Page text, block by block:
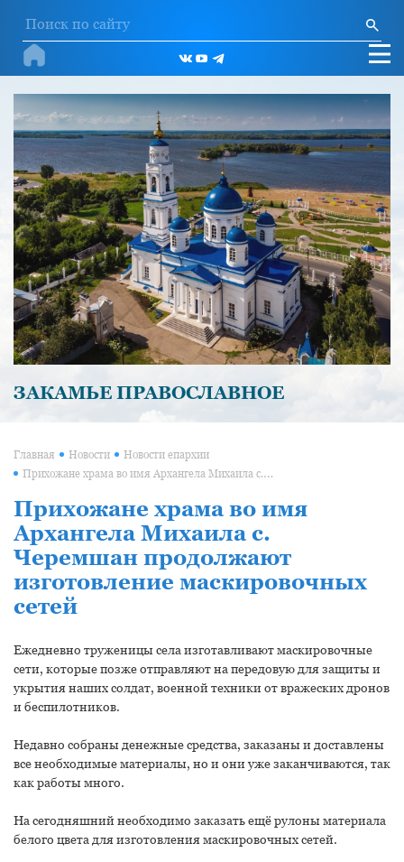
ЗАКАМЬЕ ПРАВОСЛАВНОЕ
Главная Новости Новости епархии
Прихожане храма во имя Архангела Михаила с. Черемшан продолжают изготовление маскировочных сетей
Прихожане храма во имя
Архангела Михаила с.
Черемшан продолжают
изготовление маскировочных
сетей
Ежедневно труженицы села изготавливают маскировочные
сети, которые позже отправляют на передовую для защиты и
укрытия наших солдат, военной техники от вражеских дронов
и беспилотников.
Недавно собраны денежные средства, заказаны и доставлены
все необходимые материалы, но и они уже заканчиваются, так
как работы много.
На сегодняшний необходимо заказать ещё рулоны материала
белого цвета для изготовления маскировочных сетей.